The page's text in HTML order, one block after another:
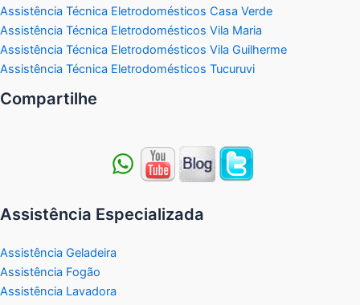
Assistência Técnica Eletrodomésticos Casa Verde
Assistência Técnica Eletrodomésticos Vila Maria
Assistência Técnica Eletrodomésticos Vila Guilherme
Assistência Técnica Eletrodomésticos Tucuruvi
Compartilhe
Assistência Especializada
Assistência Geladeira
Assistência Fogão
Assistência Lavadora